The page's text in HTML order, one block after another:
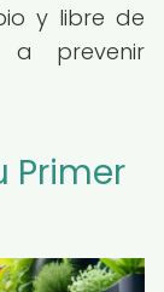
y libre de
a prevenir
Primer